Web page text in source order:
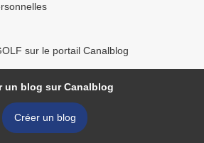
sur le portail Canalblog
un blog sur Canalblog
Créer un blog